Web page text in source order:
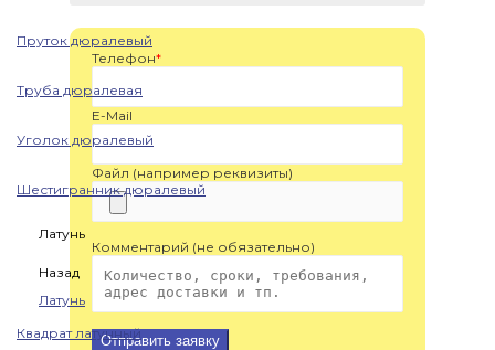
Пруток дюралевый
Труба дюралевая
Уголок дюралевый
Шестигранник дюралевый
Латунь
Назад
Латунь
Квадрат латунный
Телефон*
E-Mail
Файл (например реквизиты)
Комментарий (не обязательно)
Отправить заявку